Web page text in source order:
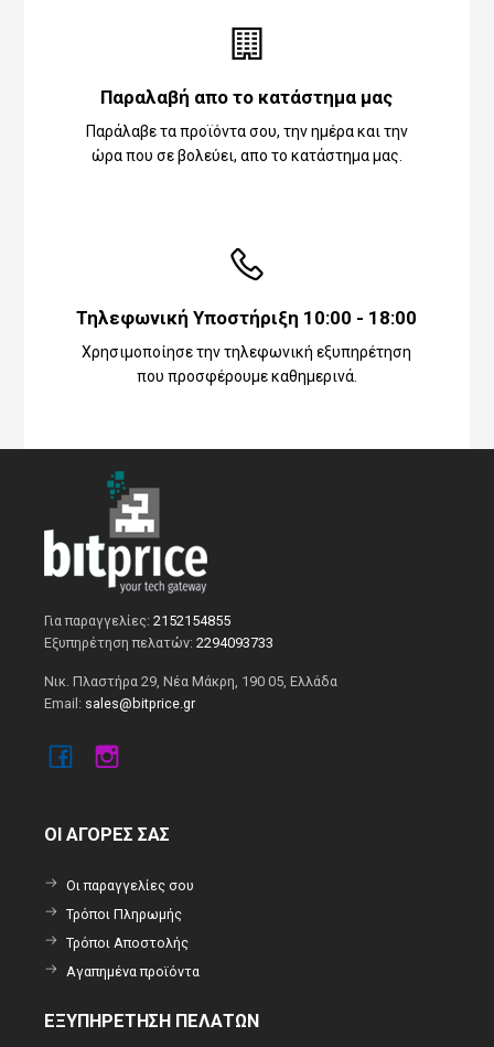
Παραλαβή απο το κατάστημα μας
Παράλαβε τα προϊόντα σου, την ημέρα και την
ώρα που σε βολεύει, απο το κατάστημα μας.
Τηλεφωνική Υποστήριξη 10:00 - 18:00
Χρησιμοποίησε την τηλεφωνική εξυπηρέτηση
που προσφέρουμε καθημερινά.
Για παραγγελίες:2152154855
Εξυπηρέτηση πελατών:2294093733
Νικ. Πλαστήρα 29, Νέα Μάκρη, 190 05, Ελλάδα
Email: sales@bitprice.gr
ΟΙ ΑΓΟΡΕΣ ΣΑΣ
Οι παραγγελίες σου
Τρόποι Πληρωμής
Τρόποι Αποστολής
Αγαπημένα προϊόντα
ΕΞΥΠΗΡΕΤΗΣΗ ΠΕΛΑΤΩΝ